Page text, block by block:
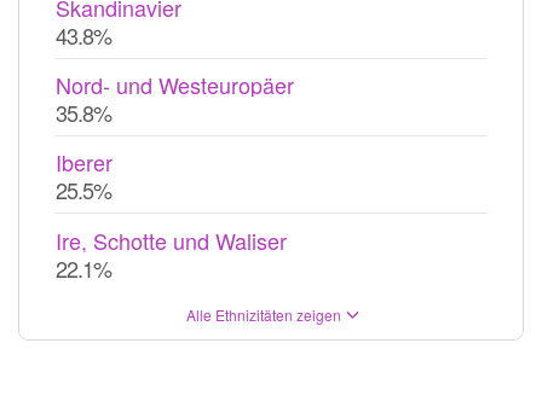
Skandinavier
43.8%
Nord- und Westeuropäer
35.8%
Iberer
25.5%
Ire, Schotte und Waliser
22.1%
Alle Ethnizitäten zeigen